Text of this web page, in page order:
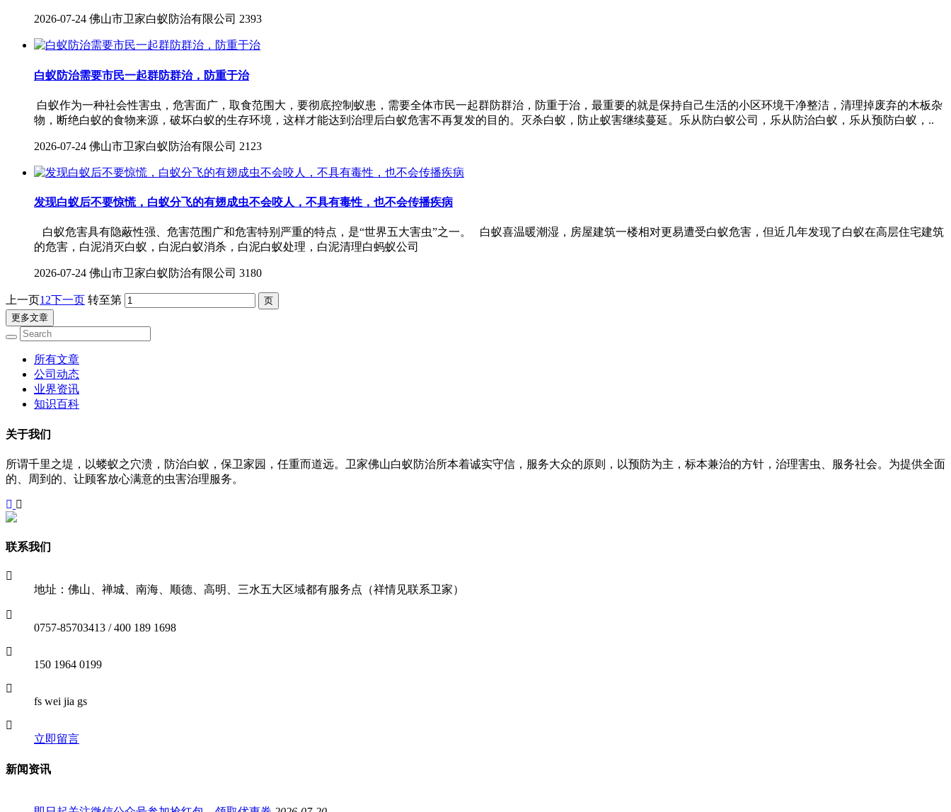
2026-07-24 佛山市卫家白蚁防治有限公司 2393
白蚁防治需要市民一起群防群治，防重于治
白蚁作为一种社会性害虫，危害面广，取食范围大，要彻底控制蚁患，需要全体市民一起群防群治，防重于治，最重要的就是保持自己生活的小区环境干净整洁，清理掉废弃的木板杂
物，断绝白蚁的食物来源，破坏白蚁的生存环境，这样才能达到治理后白蚁危害不再复发的目的。灭杀白蚁，防止蚁害继续蔓延。乐从防白蚁公司，乐从防治白蚁，乐从预防白蚁，..
2026-07-24 佛山市卫家白蚁防治有限公司 2123
发现白蚁后不要惊慌，白蚁分飞的有翅成虫不会咬人，不具有毒性，也不会传播疾病
白蚁危害具有隐蔽性强、危害范围广和危害特别严重的特点，是“世界五大害虫”之一。 白蚁喜温暖潮湿，房屋建筑一楼相对更易遭受白蚁危害，但近几年发现了白蚁在高层住宅建筑
的危害，白泥消灭白蚁，白泥白蚁消杀，白泥白蚁处理，白泥清理白蚂蚁公司
2026-07-24 佛山市卫家白蚁防治有限公司 3180
上一页1 2下一页 转至第
更多文章
所有文章
公司动态
业界资讯
知识百科
关于我们
所谓千里之堤，以蝼蚁之穴溃，防治白蚁，保卫家园，任重而道远。卫家佛山白蚁防治所本着诚实守信，服务大众的原则，以预防为主，标本兼治的方针，治理害虫、服务社会。为提供全面
的、周到的、让顾客放心满意的虫害治理服务。
联系我们
地址：佛山、禅城、南海、顺德、高明、三水五大区域都有服务点（祥情见联系卫家）
0757-85703413 / 400 189 1698
150 1964 0199
fs wei jia gs
立即留言
新闻资讯